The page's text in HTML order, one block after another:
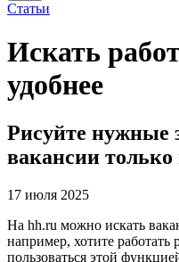
Статьи
Искать
удобнее
Рисуйте нужные
вакансии
17 июля 2025
На hh.ru можно искать
например, хотите
пользоваться этой